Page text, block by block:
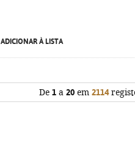
ADICIONAR À LISTA
De 1a 20em 2114